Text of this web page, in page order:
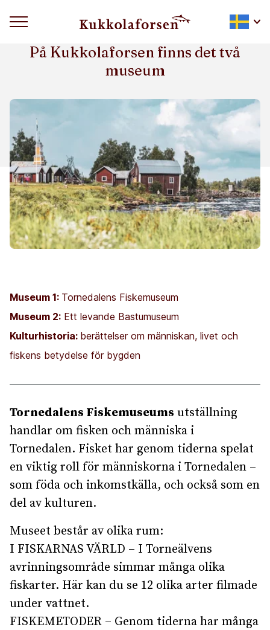
KULTURHISTORIA
På Kukkolaforsen finns det två
museum
Museum 1: Tornedalens Fiskemuseum
Museum 2: Ett levande Bastumuseum
Kulturhistoria: berättelser om människan, livet och
fiskens betydelse för bygden
Tornedalens Fiskemuseums utställning
handlar om fisken och människa i
Tornedalen. Fisket har genom tiderna spelat
en viktig roll för människorna i Tornedalen –
som föda och inkomstkälla, och också som en
del av kulturen.
Museet består av olika rum:
I FISKARNAS VÄRLD – I Torneälvens
avrinningsområde simmar många olika
fiskarter. Här kan du se 12 olika arter filmade
under vattnet.
FISKEMETODER – Genom tiderna har många